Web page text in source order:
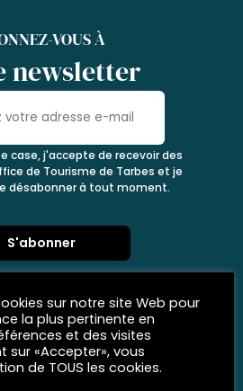
VOUS À
newsletter
case, j'accepte de recevoir des
de Tourisme de Tarbes et je
désabonner à tout moment.
sur notre site Web pour
la plus pertinente en
et des visites
sur «Accepter», vous
de TOUS les cookies.